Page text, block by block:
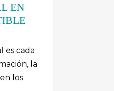
EN
es cada
la
los